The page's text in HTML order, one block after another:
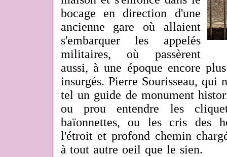
bocage en direction d'une
ancienne gare où allaient
s'embarquer les appelés
militaires, où passèrent
aussi, à une époque encore
insurgés. Pierre Sourisseau,
tel un guide de monument
ou prou entendre les
baïonnettes, ou les cris des
l'étroit et profond chemin
à tout autre oeil que le sien.